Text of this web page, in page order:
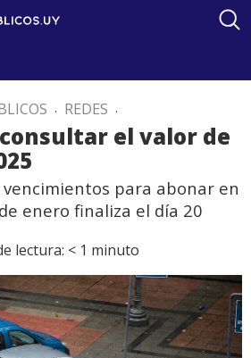
. REDES .
el valor de
vencimientos para abonar en
enero finaliza el día 20
lectura: < 1 minuto